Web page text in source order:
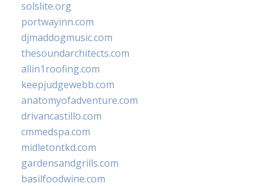
solslite.org
portwayinn.com
djmaddogmusic.com
thesoundarchitects.com
allin1roofing.com
keepjudgewebb.com
anatomyofadventure.com
drivancastillo.com
cmmedspa.com
midletontkd.com
gardensandgrills.com
basilfoodwine.com